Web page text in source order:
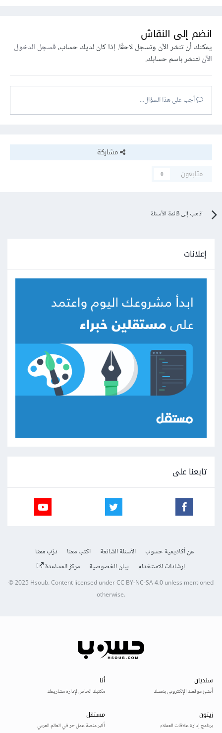
انضم إلى النقاش
يمكنك أن تنشر الآن وتسجل لاحقًا. إذا كان لديك حساب،فسجل الدخول
الآنلتنشر باسم حسابك.
أجب على هذا السؤال...
مشاركة
متابعون
0
اذهب إلى قائمة الأسئلة
إعلانات
تابعنا على
عن أكاديمية حسوب الأسئلة الشائعة اكتب معنا
درّب معنا
إرشادات الاستخدام
بيان الخصوصية مركز المساعدة
© 2025Hsoub.Content licensed underCC BY-NC-SA 4.0unless mentioned
otherwise.